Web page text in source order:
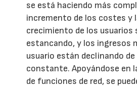
se está haciendo más
incremento de los costes y
crecimiento de los usuarios
estancando, y los ingresos
usuario están declinando
constante. Apoyándose en
de funciones de red, se